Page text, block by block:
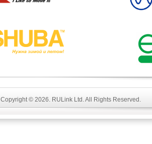
Copyright © 2026. RULink Ltd. All Rights Reserved.